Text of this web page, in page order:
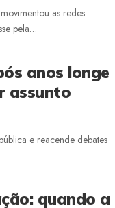
as redes
pela…
anos longe
assunto
e reacende debates
quando a